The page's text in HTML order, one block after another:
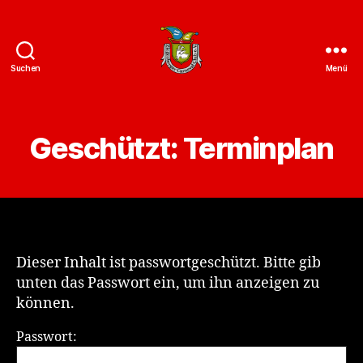
Suchen Menü
Geschützt: Terminplan
Dieser Inhalt ist passwortgeschützt. Bitte gib
unten das Passwort ein, um ihn anzeigen zu
können.
Passwort: